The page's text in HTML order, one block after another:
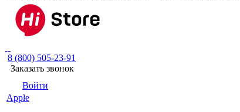
8 (800) 505-23-91
Заказать звонок
Войти
Apple